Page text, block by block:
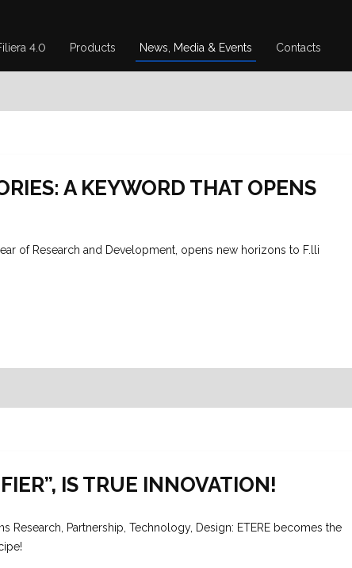
4.0 Products News, Media & Events Contacts
A KEYWORD THAT OPENS
of Research and Development, opens new horizons to F.lli
IS TRUE INNOVATION!
Research, Partnership, Technology, Design: ETERE becomes the